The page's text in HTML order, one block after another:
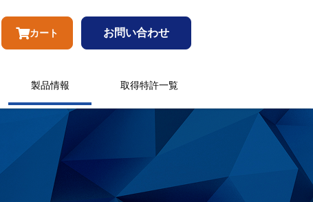
カート お問い合わせ
製品情報 取得特許一覧